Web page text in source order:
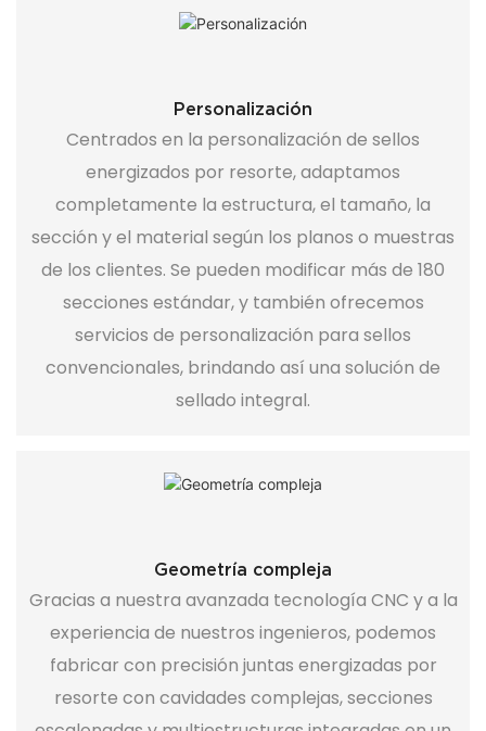
Personalización
Centrados en la personalización de sellos
energizados por resorte, adaptamos
completamente la estructura, el tamaño, la
sección y el material según los planos o muestras
de los clientes. Se pueden modificar más de 180
secciones estándar, y también ofrecemos
servicios de personalización para sellos
convencionales, brindando así una solución de
sellado integral.
Geometría compleja
Gracias a nuestra avanzada tecnología CNC y a la
experiencia de nuestros ingenieros, podemos
fabricar con precisión juntas energizadas por
resorte con cavidades complejas, secciones